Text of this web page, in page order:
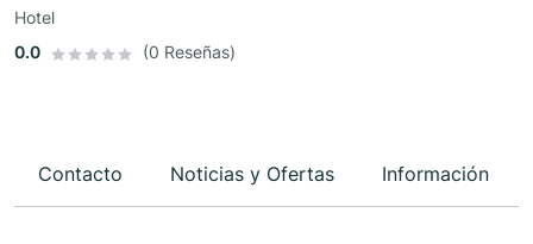
Hotel
0.0
(0 Reseñas)
Contacto Noticias y Ofertas Información